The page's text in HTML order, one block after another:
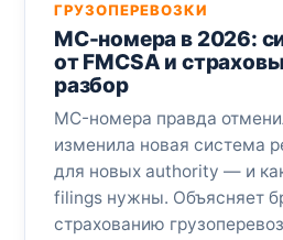
ГРУЗОПЕРЕВОЗКИ
MC-номера в 2026:
от FMCSA и
разбор
MC-номера правда
изменила новая система
для новых authority — и
filings нужны. Объясняет
страхованию